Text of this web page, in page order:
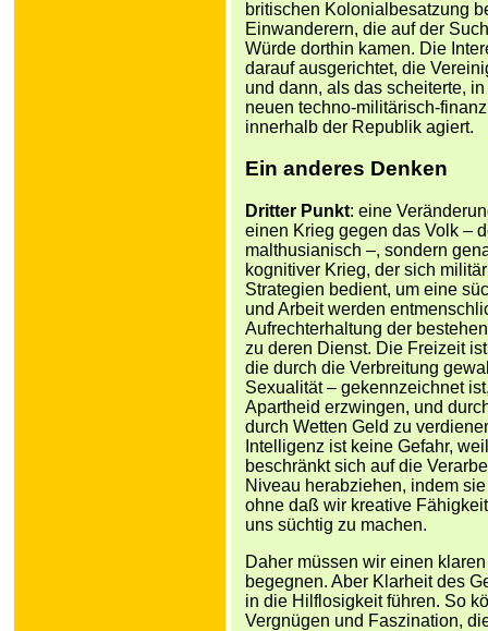
britischen Kolonialbesatzung
Einwanderern, die auf der
Würde dorthin kamen. Die
darauf ausgerichtet, die
und dann, als das scheiterte,
neuen techno-militärisch-
innerhalb der Republik agiert.
Ein anderes Denken
Dritter Punkt: eine
einen Krieg gegen das Volk –
malthusianisch –, sondern
kognitiver Krieg, der sich
Strategien bedient, um eine
und Arbeit werden
Aufrechterhaltung der
zu deren Dienst. Die Freizeit
die durch die Verbreitung
Sexualität – gekennzeichnet
Apartheid erzwingen, und
durch Wetten Geld zu
Intelligenz ist keine Gefahr,
beschränkt sich auf die
Niveau herabziehen, indem
ohne daß wir kreative
uns süchtig zu machen.
Daher müssen wir einen
begegnen. Aber Klarheit des
in die Hilflosigkeit führen. So
Vergnügen und Faszination,